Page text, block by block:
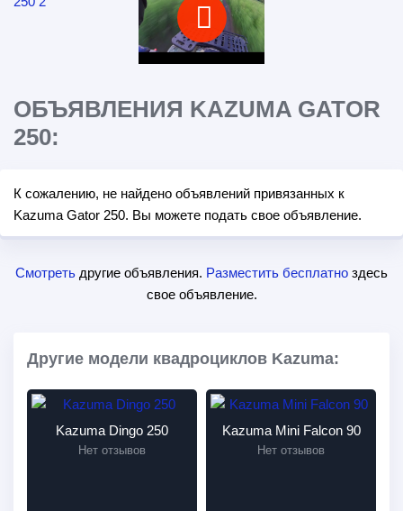
ОБЪЯВЛЕНИЯ KAZUMA GATOR
250:
К сожалению, не найдено объявлений привязанных к
Kazuma Gator 250. Вы можете подать свое объявление.
Смотреть другие объявления. Разместить бесплатно здесь
свое объявление.
Другие модели квадроциклов Kazuma:
Kazuma Dingo 250
Нет отзывов
Kazuma Mini Falcon 90
Нет отзывов